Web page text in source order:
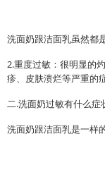
洗面奶跟洁面乳虽然都
2.重度过敏：很明显的
疹、皮肤溃烂等严重的症
二.洗面奶过敏有什么症
洗面奶跟洁面乳是一样